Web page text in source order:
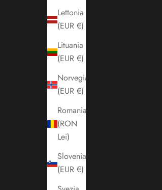
Lettonia
(EUR €)
Lituania
(EUR €)
Norvegia
(EUR €)
Romania
(RON
Lei)
Slovenia
(EUR €)